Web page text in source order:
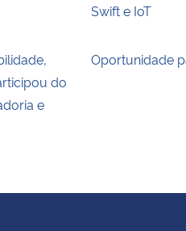
Swift e IoT
do
e
Oportunidade